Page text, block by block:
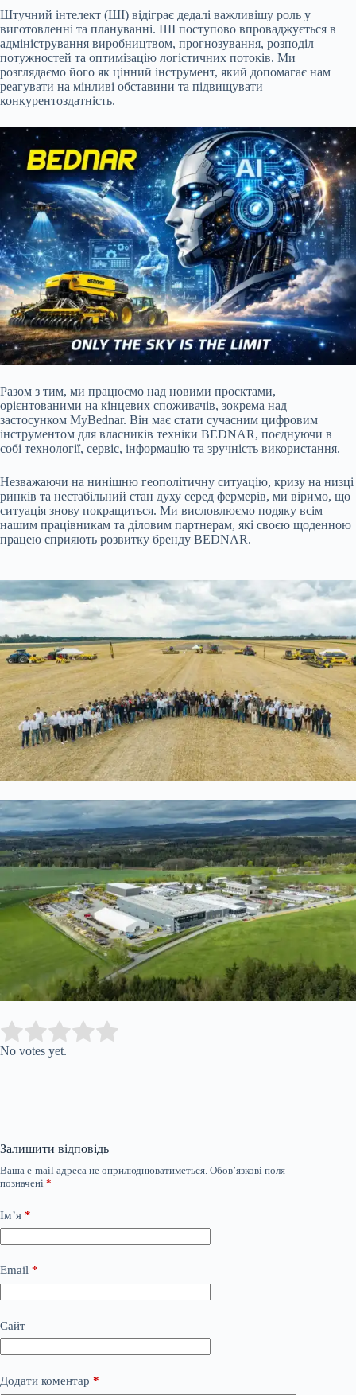
Штучний інтелект (ШІ) відіграє дедалі важливішу роль у
виготовленні та плануванні. ШІ поступово впроваджується в
адміністрування виробництвом, прогнозування, розподіл
потужностей та оптимізацію логістичних потоків. Ми
розглядаємо його як цінний інструмент, який допомагає нам
реагувати на мінливі обставини та підвищувати
конкурентоздатність.
Разом з тим, ми працюємо над новими проєктами,
орієнтованими на кінцевих споживачів, зокрема над
застосунком MyBednar. Він має стати сучасним цифровим
інструментом для власників техніки BEDNAR, поєднуючи в
собі технології, сервіс, інформацію та зручність використання.
Незважаючи на нинішню геополітичну ситуацію, кризу на низці
ринків та нестабільний стан духу серед фермерів, ми віримо, що
ситуація знову покращиться. Ми висловлюємо подяку всім
нашим працівникам та діловим партнерам, які своєю щоденною
працею сприяють розвитку бренду BEDNAR.
Rate this item:
No votes yet.
Залишити відповідь
Ваша e-mail адреса не оприлюднюватиметься. Обов’язкові поля
позначені *
Ім’я *
Email *
Сайт
Додати коментар *